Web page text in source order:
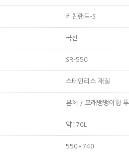
키친랜드-S
국산
SR-550
스테인리스 재질
본체 / 모래뱅뱅이형
약170L
550*740